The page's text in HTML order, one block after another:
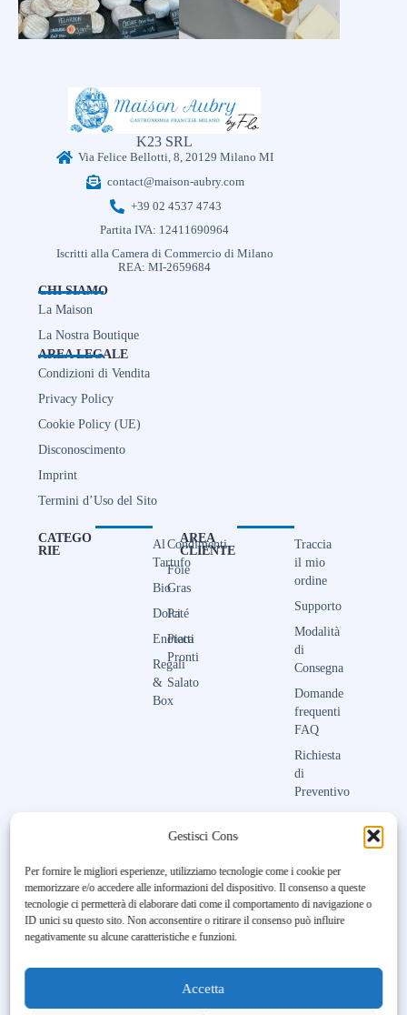
Gestisci Consenso
Per fornire le migliori esperienze, utilizziamo tecnologie come i cookie per
memorizzare e/o accedere alle informazioni del dispositivo. Il consenso a queste
tecnologie ci permetterà di elaborare dati come il comportamento di navigazione o
ID unici su questo sito. Non acconsentire o ritirare il consenso può influire
negativamente su alcune caratteristiche e funzioni.
Accetta
K23 SRL
Via Felice Bellotti, 8, 20129 Milano MI
contact@maison-aubry.com
+39 02 4537 4743
Partita IVA: 12411690964
Iscritti alla Camera di Commercio di Milano
REA: MI-2659684
CHI SIAMO
La Maison
La Nostra Boutique
AREA LEGALE
Condizioni di Vendita
Privacy Policy
Cookie Policy (UE)
Disconoscimento
Imprint
Termini d’Uso del Sito
CATEGO
RIE
Al
Tartufo
Bio
Dolci
Enoteca
Regali
&
Box
Condimenti
Foie
Gras
Paté
Piatti
Pronti
Salato
AREA
CLIENTE
Traccia
il mio
ordine
Supporto
Modalità
di
Consegna
Domande
frequenti
FAQ
Richiesta
di
Preventivo
Unfortunately, the 7-day trial
period has expired.Check our
subscription plans! >>